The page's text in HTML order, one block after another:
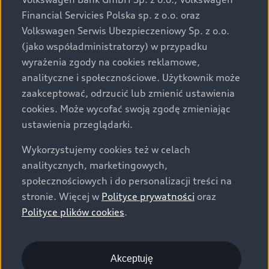
za dopłatą. Wiążące ustalenie ceny, wyposażenia i
specyfikacji pojazdu następują w umowie sprzedaży, a
określenie parametrów technicznych zawiera
świadectwo homologacji typu pojazdu. Zastrzegamy
sobie prawo do zmian i pomyłek. Wszelkie informacje
prezentowane na stronie są aktualne na dzień ich
zamieszczania. W celu uzyskania najnowszych
informacji prosimy kontaktować się z Partnerem Marki
Audi.
Wszystkie produkowane obecnie samochody marki Audi
są wykonywane z materiałów spełniających pod
względem możliwości odzysku i recyklingu wymagania
określone w normie ISO 22628 i są zgodne z
europejskimi świadectwami homologacji wydanymi wg
o.o. podlega obowiązkowi zapewnienia wszystkim
użytkownikom samochodów marki Volkswagen sieci
Financial Servicies Polska sp. z o.o. oraz
Volkswagen Serwis Ubezpieczeniowy Sp. z o.o.
(jako współadministratorzy) w przypadku
wyrażenia zgody na cookies reklamowe,
analityczne i społecznościowe. Użytkownik może
zaakceptować, odrzucić lub zmienić ustawienia
cookies. Może wycofać swoją zgodę zmieniając
ustawienia przeglądarki.
Wykorzystujemy cookies też w celach
analitycznych, marketingowych,
społecznościowych i do personalizacji treści na
stronie. Więcej w Polityce prywatności oraz
Polityce plików cookies.
Akceptuję